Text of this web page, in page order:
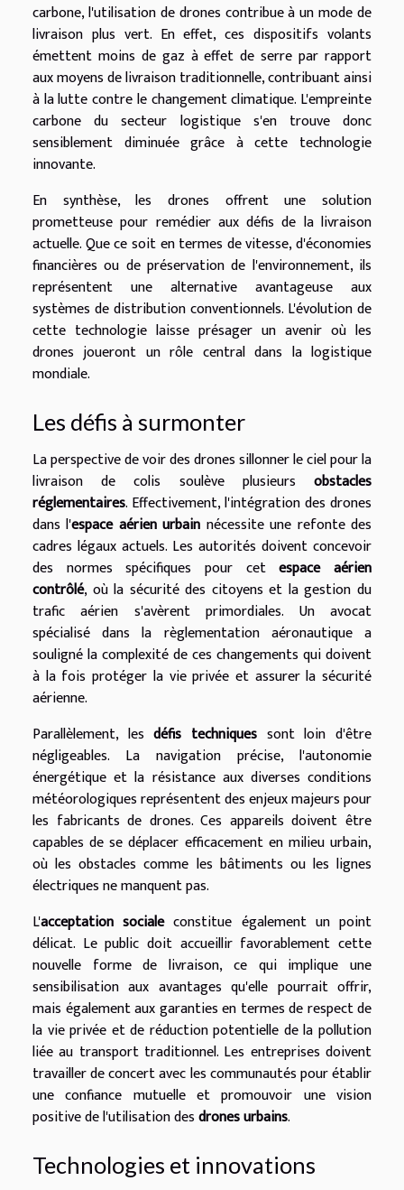
carbone, l'utilisation de drones contribue à un mode de
livraison plus vert. En effet, ces dispositifs volants
émettent moins de gaz à effet de serre par rapport
aux moyens de livraison traditionnelle, contribuant ainsi
à la lutte contre le changement climatique. L'empreinte
carbone du secteur logistique s'en trouve donc
sensiblement diminuée grâce à cette technologie
innovante.
En synthèse, les drones offrent une solution
prometteuse pour remédier aux défis de la livraison
actuelle. Que ce soit en termes de vitesse, d'économies
financières ou de préservation de l'environnement, ils
représentent une alternative avantageuse aux
systèmes de distribution conventionnels. L'évolution de
cette technologie laisse présager un avenir où les
drones joueront un rôle central dans la logistique
mondiale.
Les défis à surmonter
La perspective de voir des drones sillonner le ciel pour la
livraison de colis soulève plusieurs obstacles
réglementaires. Effectivement, l'intégration des drones
dans l'espace aérien urbain nécessite une refonte des
cadres légaux actuels. Les autorités doivent concevoir
des normes spécifiques pour cetespace aérien
contrôlé, où la sécurité des citoyens et la gestion du
trafic aérien s'avèrent primordiales. Un avocat
spécialisé dans la règlementation aéronautique a
souligné la complexité de ces changements qui doivent
à la fois protéger la vie privée et assurer la sécurité
aérienne.
Parallèlement, lesdéfis techniques sont loin d'être
négligeables. La navigation précise, l'autonomie
énergétique et la résistance aux diverses conditions
météorologiques représentent des enjeux majeurs pour
les fabricants de drones. Ces appareils doivent être
capables de se déplacer efficacement en milieu urbain,
où les obstacles comme les bâtiments ou les lignes
électriques ne manquent pas.
L'acceptation socialeconstitue également un point
délicat. Le public doit accueillir favorablement cette
nouvelle forme de livraison, ce qui implique une
sensibilisation aux avantages qu'elle pourrait offrir,
mais également aux garanties en termes de respect de
la vie privée et de réduction potentielle de la pollution
liée au transport traditionnel. Les entreprises doivent
travailler de concert avec les communautés pour établir
une confiance mutuelle et promouvoir une vision
positive de l'utilisation desdrones urbains.
Technologies et innovations